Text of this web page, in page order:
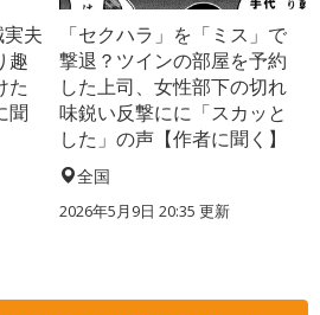
実夫
趣
た
聞
「セクハラ」を「ミス」で
撃退？ツインの部屋を予約
した上司、女性部下の切れ
味鋭い反撃にに「スカッと
した」の声【作者に聞く】
全国
2026年5月9日 20:35 更新